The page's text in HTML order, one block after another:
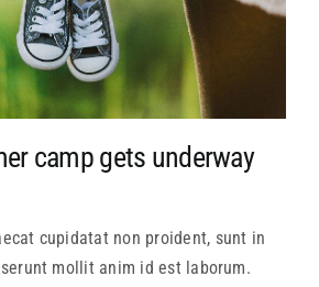
camp gets underway
cupidatat non proident, sunt in
mollit anim id est laborum.